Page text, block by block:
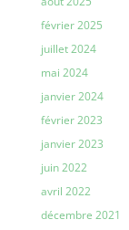
février 2025
juillet 2024
mai 2024
janvier 2024
février 2023
janvier 2023
juin 2022
avril 2022
décembre 2021